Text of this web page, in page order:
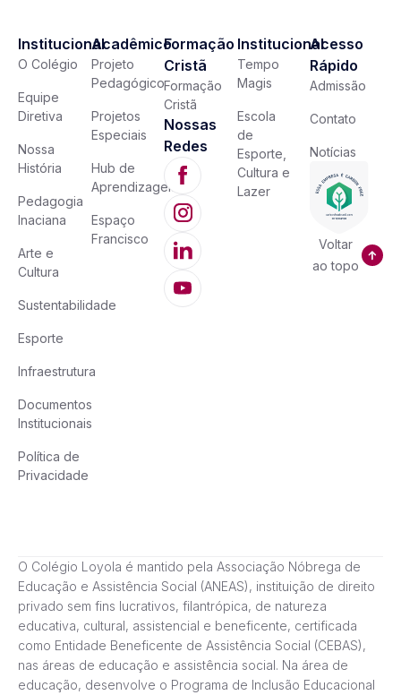
Institucional
O Colégio
Equipe
Diretiva
Nossa
História
Pedagogia
Inaciana
Arte e
Cultura
Sustentabilidade
Esporte
Infraestrutura
Documentos
Institucionais
Política de
Privacidade
Acadêmico
Projeto
Pedagógico
Projetos
Especiais
Hub de
Aprendizagem
Espaço
Francisco
Formação
Cristã
Formação
Cristã
Nossas
Redes
Institucional
Tempo
Magis
Escola
de
Esporte,
Cultura e
Lazer
Acesso
Rápido
Admissão
Contato
Notícias
Voltar
ao topo
O Colégio Loyola é mantido pela Associação Nóbrega de
Educação e Assistência Social (ANEAS), instituição de direito
privado sem fins lucrativos, filantrópica, de natureza
educativa, cultural, assistencial e beneficente, certificada
como Entidade Beneficente de Assistência Social (CEBAS),
nas áreas de educação e assistência social. Na área de
educação, desenvolve o Programa de Inclusão Educacional